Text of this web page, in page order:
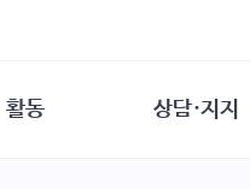
활동 상담·지지